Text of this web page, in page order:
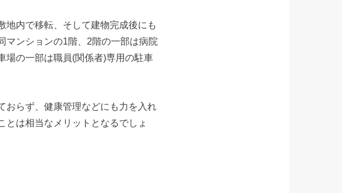
地内で移転、そして建物完成後にも
マンションの1階、2階の一部は病院
場の一部は職員(関係者)専用の駐車
おらず、健康管理などにも力を入れ
とは相当なメリットとなるでしょ